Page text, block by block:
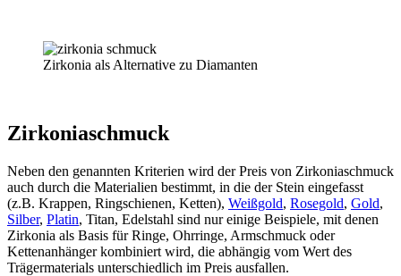
Zirkonia als Alternative zu Diamanten
Zirkoniaschmuck
Neben den genannten Kriterien wird der Preis von Zirkoniaschmuck
auch durch die Materialien bestimmt, in die der Stein eingefasst
(z.B. Krappen, Ringschienen, Ketten), Weißgold, Rosegold, Gold,
Silber, Platin, Titan, Edelstahl sind nur einige Beispiele, mit denen
Zirkonia als Basis für Ringe, Ohrringe, Armschmuck oder
Kettenanhänger kombiniert wird, die abhängig vom Wert des
Trägermaterials unterschiedlich im Preis ausfallen.